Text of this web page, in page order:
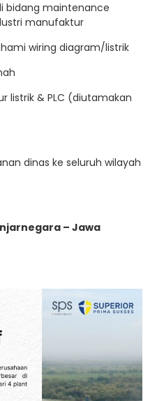
bidang maintenance
manufaktur
wiring diagram/listrik
listrik & PLC (diutamakan
dinas ke seluruh wilayah
– Jawa